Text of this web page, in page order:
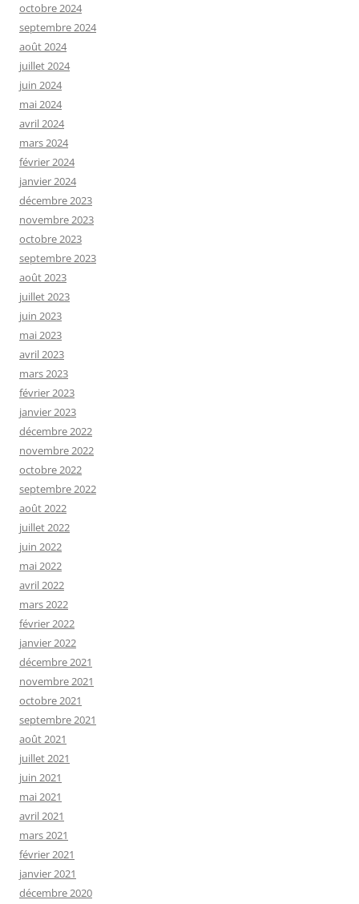
octobre 2024
septembre 2024
août 2024
juillet 2024
juin 2024
mai 2024
avril 2024
mars 2024
février 2024
janvier 2024
décembre 2023
novembre 2023
octobre 2023
septembre 2023
août 2023
juillet 2023
juin 2023
mai 2023
avril 2023
mars 2023
février 2023
janvier 2023
décembre 2022
novembre 2022
octobre 2022
septembre 2022
août 2022
juillet 2022
juin 2022
mai 2022
avril 2022
mars 2022
février 2022
janvier 2022
décembre 2021
novembre 2021
octobre 2021
septembre 2021
août 2021
juillet 2021
juin 2021
mai 2021
avril 2021
mars 2021
février 2021
janvier 2021
décembre 2020